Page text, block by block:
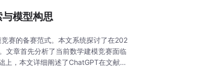
模型构思
赛的备赛范式。本文系统探讨了在202
文章首先分析了当前数学建模竞赛面临
上，本文详细阐述了ChatGPT在文献检